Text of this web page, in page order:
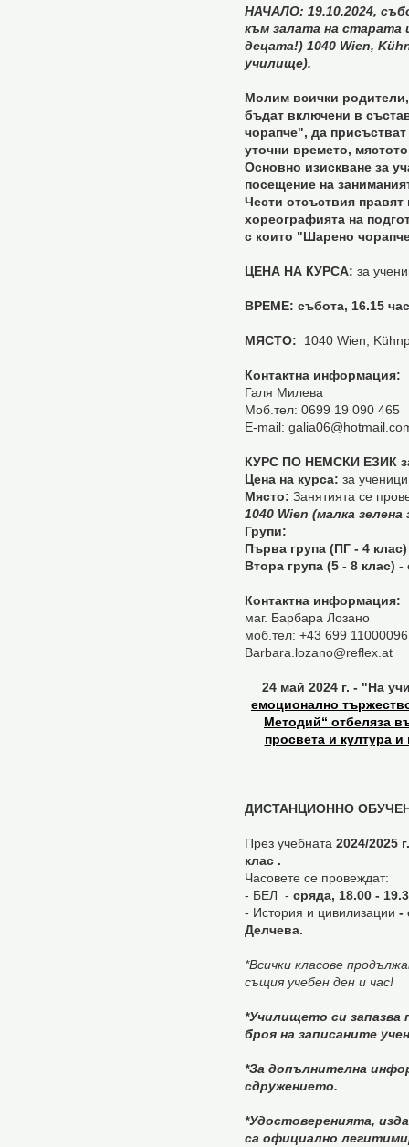
НАЧАЛО: 19.10.2024,
към залата на старата
децата!) 1040 Wien,
училище).
Молим всички
бъдат включени в
чорапче", да
уточни времето,
Основно изискване за
посещение на
Чести отсъствия
хореографията на
с които "Шарено
ЦЕНА НА КУРСА: за
ВРЕМЕ: събота, 16.15
МЯСТО: 1040 Wien,
Контактна информация:
Галя Милева
Моб.тел: 0699 19 090 465
Е-mail:
КУРС ПО НЕМСКИ ЕЗИК
Цена на курса: за
Място: Занятията се
1040 Wien (малка зелена
Групи:
Първа група (ПГ - 4 клас)
Втора група (5 - 8 клас) -
Контактна информация:
маг. Барбара Лозано
моб.тел: +43 699 11000096
Barbara.lozano@reflex.at
24 май 2024 г. - "На
емоционално
Методий“ отбеляза
просвета и култура
ДИСТАНЦИОННО
През учебната 2024/2025 г.
клас .
Часовете се провеждат:
- БЕЛ - сряда, 18.00 -
- История и цивилизации -
Делчева.
*Всички класове
същия учебен ден и час!
*Училището си запазва
броя на записаните
*За допълнителна
сдружението.
*Удостоверенията,
са официално